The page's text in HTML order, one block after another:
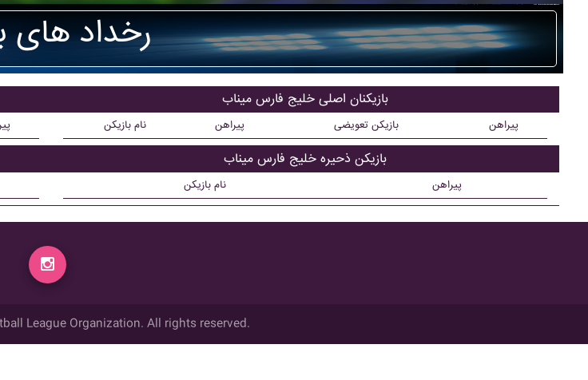
رخداد های
بازیکنان اصلی خليج فارس ميناب
نام بازیکن پیراهن بازیکن تعویضی پیراهن
بازیکن ذحیره خليج فارس ميناب
نام بازیکن پیراهن
League Organization. All rights reserved.